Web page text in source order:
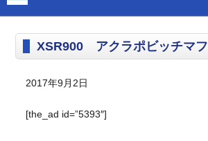
XSR900 アクラポビッチマ
2017年9月2日
[the_ad id=”5393″]